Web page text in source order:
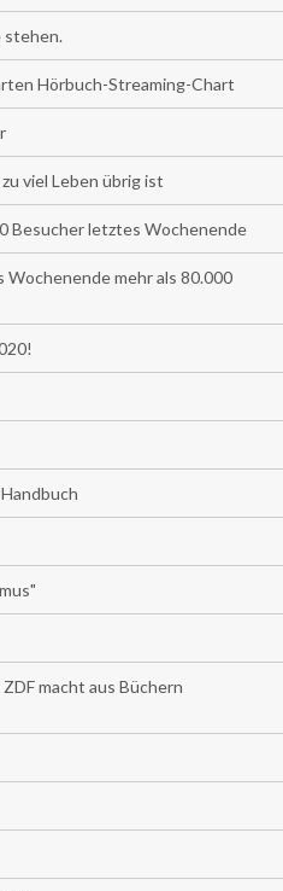
stehen.
Hörbuch-Streaming-Chart
viel Leben übrig ist
Besucher letztes Wochenende
mehr als 80.000
macht aus Büchern